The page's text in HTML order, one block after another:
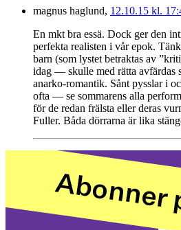
magnus haglund, 12.10.15 kl.
En mkt bra essä. Dock ger den
perfekta realisten i vår epok.
barn (som lystet betraktas av
idag — skulle med rätta avfärdas
anarko-romantik. Sånt pysslar i
ofta — se sommarens alla
för de redan frälsta eller deras
Fuller. Båda dörrarna är lika